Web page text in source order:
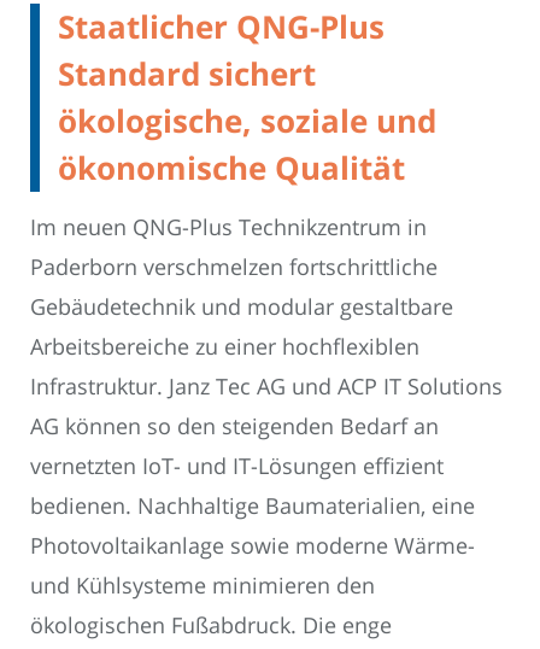
Staatlicher QNG-Plus
Standard sichert
ökologische, soziale und
ökonomische Qualität
Im neuen QNG-Plus Technikzentrum in
Paderborn verschmelzen fortschrittliche
Gebäudetechnik und modular gestaltbare
Arbeitsbereiche zu einer hochflexiblen
Infrastruktur. Janz Tec AG und ACP IT Solutions
AG können so den steigenden Bedarf an
vernetzten IoT- und IT-Lösungen effizient
bedienen. Nachhaltige Baumaterialien, eine
Photovoltaikanlage sowie moderne Wärme-
und Kühlsysteme minimieren den
ökologischen Fußabdruck. Die enge